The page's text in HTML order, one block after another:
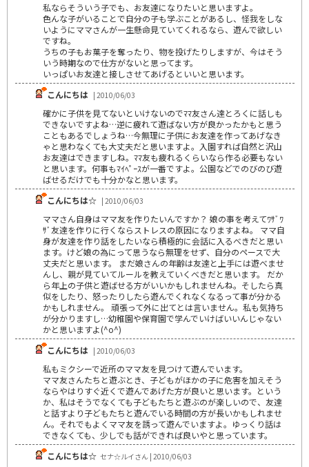
私ならそういう子でも、お友達になりたいと思いますよ。
色んな子がいることで自分の子も学ぶことがあるし、怪我をしな
いようにママさんが一生懸命見ていてくれるなら、遊んで欲しい
ですね。
うちの子もお菓子を奪ったり、物を投げたりしますが、今はそう
いう時期なので仕方がないと思ってます。
いっぱいお友達と接しさせてあげるといいと思います。
こんにちは | 2010/06/03
確かに子供を見てないといけないのでﾏﾏ友さん達とろくに話しも
できないですよね…逆に疲れて遊ばない方が良かったかもと思う
こともあるでしょうね…今無理に子供にお友達を作ってあげなき
ゃと思わなくても大丈夫だと思いますよ。入園すれば自然と沢山
お友達はできますしね。ﾏﾏ友も疲れるくらいなら作る必要もない
と思います。何事もﾏｲﾍﾟｰｽが一番ですよ。公園などでのびのび遊
ばせるだけでも十分かなと思います。
こんにちは☆ | 2010/06/03
ママさん自身はママ友を作りたいんですか？ 娘の事を考えてﾜｻﾞﾜ
ｻﾞ友達を作りに行くならストレスの原因になりますよね。 ママ自
身が友達を作り話をしたいなら積極的に会話に入るべきだと思い
ます。けど娘の為にって思うなら無理をせず、自分のペースで大
丈夫だと思います。 まだ娘さんの年齢は友達と上手には遊べませ
んし、親が見ていてルールを教えていくべきだと思います。 だか
ら年上の子供と遊ばせる方がいいかもしれませんね。そしたら真
似をしたり、怒ったりしたら遊んでくれなくなるって事が分かる
かもしれません。 頑張って外に出てとは言いません。私も気持ち
が分かりますし…幼稚園や保育園で学んでいけばいいんじゃない
かと思いますよ(^o^)
こんにちは | 2010/06/03
私もミクシーで近所のママ友を見つけて遊んでいます。
ママ友さんたちと遊ぶとき、子どもがほかの子に危害を加えそう
ならやはりすぐ近くで遊んであげた方が良いと思います。という
か、私はそうでなくても子どもたちと遊ぶのが楽しいので、友達
と話すより子どもたちと遊んでいる時間の方が長いかもしれませ
ん。それでもよくママ友を誘って遊んでいますよ。ゆっくり話は
できなくても、少しでも話ができれば良いやと思っています。
こんにちは☆ セナ☆ルイさん | 2010/06/03